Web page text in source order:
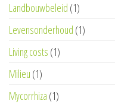
Landbouwbeleid (1)
Levensonderhoud (1)
Living costs (1)
Milieu (1)
Mycorrhiza (1)